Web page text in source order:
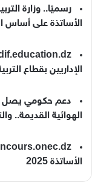
رسميًا.. وزارة
الأساتذة على أساس
الإداريين بقطاع التربية
الهوائية القديمة..
الأساتذة 2025